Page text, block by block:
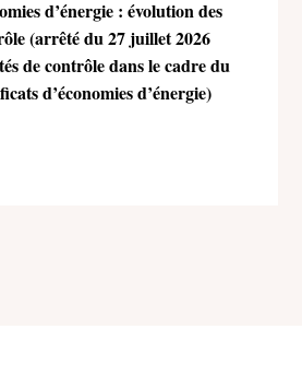
d’énergie : évolution des
(arrêté du 27 juillet 2026
de contrôle dans le cadre du
d’économies d’énergie)